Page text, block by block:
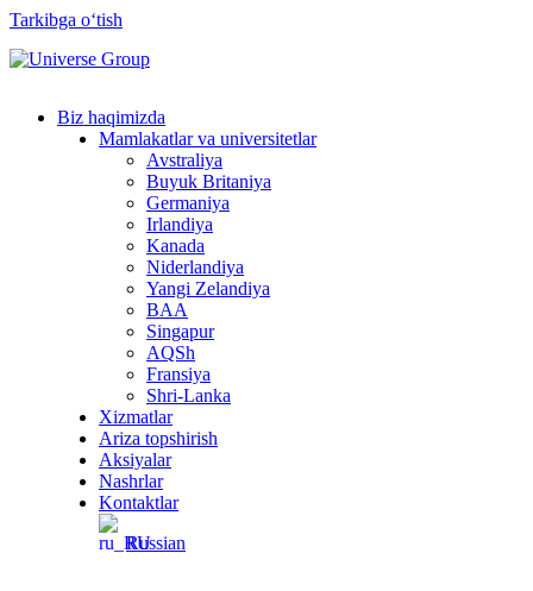
Tarkibga oʻtish
Biz haqimizda
Mamlakatlar va universitetlar
Avstraliya
Buyuk Britaniya
Germaniya
Irlandiya
Kanada
Niderlandiya
Yangi Zelandiya
BAA
Singapur
AQSh
Fransiya
Shri-Lanka
Xizmatlar
Ariza topshirish
Aksiyalar
Nashrlar
Kontaktlar
Russian